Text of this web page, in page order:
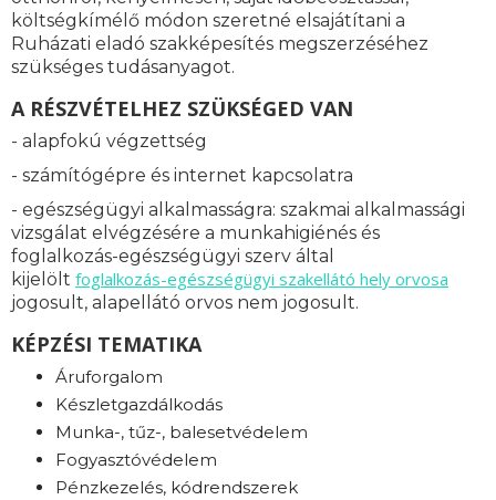
költségkímélő módon szeretné elsajátítani a
Ruházati eladó szakképesítés megszerzéséhez
szükséges tudásanyagot.
A RÉSZVÉTELHEZ SZÜKSÉGED VAN
- alapfokú végzettség
- számítógépre és internet kapcsolatra
- egészségügyi alkalmasságra: szakmai alkalmassági
vizsgálat elvégzésére a munkahigiénés és
foglalkozás-egészségügyi szerv által
kijelölt foglalkozás-egészségügyi szakellátó hely orvosa
jogosult, alapellátó orvos nem jogosult.
KÉPZÉSI TEMATIKA
Áruforgalom
Készletgazdálkodás
Munka-, tűz-, balesetvédelem
Fogyasztóvédelem
Pénzkezelés, kódrendszerek